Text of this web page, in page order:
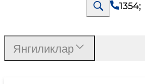
1354;
Янгиликлар